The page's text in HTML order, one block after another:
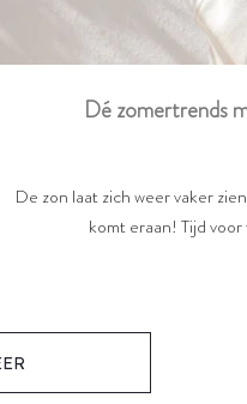
Dé zomertrends
De zon laat zich weer vaker
komt eraan! Tijd